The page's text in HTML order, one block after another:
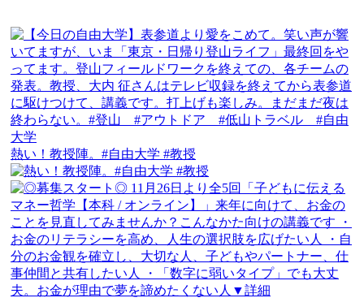
熱い！教授陣。#自由大学 #教授